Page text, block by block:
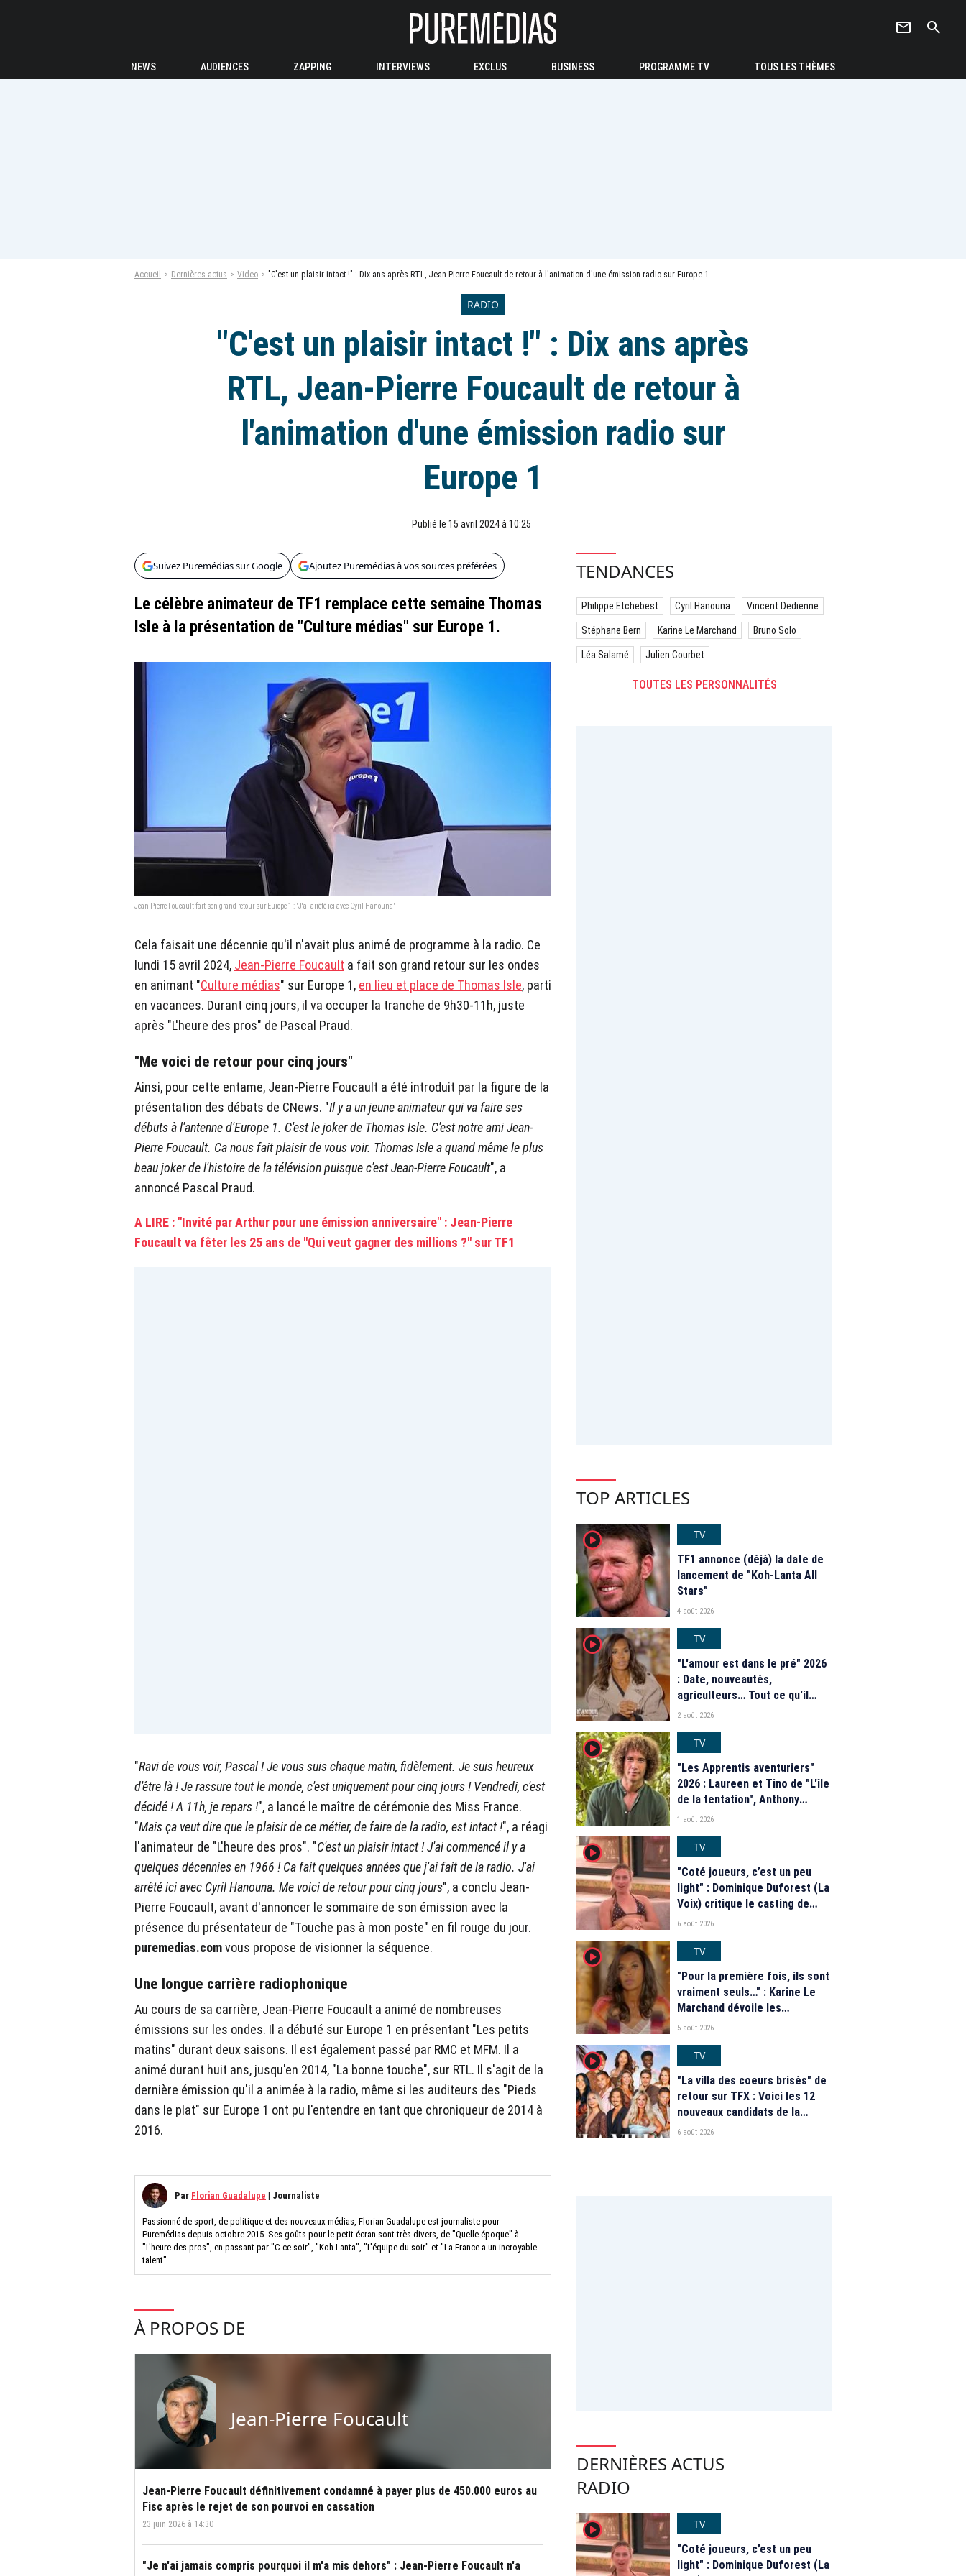
newsletter search
NEWS AUDIENCES ZAPPING INTERVIEWS EXCLUS BUSINESS PROGRAMME TV TOUS LES THÈMES
Accueil Dernières actus Video "C'est un plaisir intact !" : Dix ans après RTL, Jean-Pierre Foucault de retour à l'animation d'une émission radio sur Europe 1
RADIO
"C'est un plaisir intact !" : Dix ans après
RTL, Jean-Pierre Foucault de retour à
l'animation d'une émission radio sur
Europe 1
Publié le 15 avril 2024 à 10:25
Suivez Puremédias sur Google Ajoutez Puremédias à vos sources préférées
Le célèbre animateur de TF1 remplace cette semaine Thomas
Isle à la présentation de "Culture médias" sur Europe 1.
Jean-Pierre Foucault fait son grand retour sur Europe 1 : "J'ai arrêté ici avec Cyril Hanouna"
Cela faisait une décennie qu'il n'avait plus animé de programme à la radio. Ce
lundi 15 avril 2024, Jean-Pierre Foucault a fait son grand retour sur les ondes
en animant "Culture médias" sur Europe 1, en lieu et place de Thomas Isle, parti
en vacances. Durant cinq jours, il va occuper la tranche de 9h30-11h, juste
après "L'heure des pros" de Pascal Praud.
"Me voici de retour pour cinq jours"
Ainsi, pour cette entame, Jean-Pierre Foucault a été introduit par la figure de la
présentation des débats de CNews. "Il y a un jeune animateur qui va faire ses
débuts à l'antenne d'Europe 1. C'est le joker de Thomas Isle. C'est notre ami Jean-
Pierre Foucault. Ca nous fait plaisir de vous voir. Thomas Isle a quand même le plus
beau joker de l'histoire de la télévision puisque c'est Jean-Pierre Foucault", a
annoncé Pascal Praud.
A LIRE : "Invité par Arthur pour une émission anniversaire" : Jean-Pierre
Foucault va fêter les 25 ans de "Qui veut gagner des millions ?" sur TF1
"Ravi de vous voir, Pascal ! Je vous suis chaque matin, fidèlement. Je suis heureux
d'être là ! Je rassure tout le monde, c'est uniquement pour cinq jours ! Vendredi, c'est
décidé ! A 11h, je repars !", a lancé le maître de cérémonie des Miss France.
"Mais ça veut dire que le plaisir de ce métier, de faire de la radio, est intact !", a réagi
l'animateur de "L'heure des pros". "C'est un plaisir intact ! J'ai commencé il y a
quelques décennies en 1966 ! Ca fait quelques années que j'ai fait de la radio. J'ai
arrêté ici avec Cyril Hanouna. Me voici de retour pour cinq jours", a conclu Jean-
Pierre Foucault, avant d'annoncer le sommaire de son émission avec la
présence du présentateur de "Touche pas à mon poste" en fil rouge du jour.
puremedias.comvous propose de visionner la séquence.
Une longue carrière radiophonique
Au cours de sa carrière, Jean-Pierre Foucault a animé de nombreuses
émissions sur les ondes. Il a débuté sur Europe 1 en présentant "Les petits
matins" durant deux saisons. Il est également passé par RMC et MFM. Il a
animé durant huit ans, jusqu'en 2014, "La bonne touche", sur RTL. Il s'agit de la
dernière émission qu'il a animée à la radio, même si les auditeurs des "Pieds
dans le plat" sur Europe 1 ont pu l'entendre en tant que chroniqueur de 2014 à
2016.
Par Florian Guadalupe | Journaliste
Passionné de sport, de politique et des nouveaux médias, Florian Guadalupe est journaliste pour
Puremédias depuis octobre 2015. Ses goûts pour le petit écran sont très divers, de "Quelle époque" à
"L'heure des pros", en passant par "C ce soir", "Koh-Lanta", "L'équipe du soir" et "La France a un incroyable
talent".
À PROPOS DE
Jean-Pierre Foucault
Jean-Pierre Foucault définitivement condamné à payer plus de 450.000 euros au
Fisc après le rejet de son pourvoi en cassation
23 juin 2026 à 14:30
"Je n'ai jamais compris pourquoi il m'a mis dehors" : Jean-Pierre Foucault n'a
TENDANCES
Philippe Etchebest Cyril Hanouna Vincent Dedienne
Stéphane Bern Karine Le Marchand Bruno Solo
Léa Salamé Julien Courbet
TOUTES LES PERSONNALITÉS
TOP ARTICLES
player2
TV
TF1 annonce (déjà) la date de
lancement de "Koh-Lanta All
Stars"
4 août 2026
player2
TV
"L'amour est dans le pré" 2026
: Date, nouveautés,
agriculteurs… Tout ce qu'il
faut savoir sur la saison 21 du
2 août 2026
player2
TV
"Les Apprentis aventuriers"
2026 : Laureen et Tino de "L'île
de la tentation", Anthony
Matéo, Jade Leboeuf... Le
de la télé-réalité de W9
1 août 2026
player2
TV
"Coté joueurs, c’est un peu
light" : Dominique Duforest (La
Voix) critique le casting de
"Secret Story" 2026
6 août 2026
player2
TV
"Pour la première fois, ils sont
vraiment seuls…" : Karine Le
Marchand dévoile les
nouveautés des speed dating
2026
5 août 2026
player2
TV
"La villa des coeurs brisés" de
retour sur TFX : Voici les 12
nouveaux candidats de la
saison 2026
6 août 2026
DERNIÈRES ACTUS
RADIO
player2
TV
"Coté joueurs, c’est un peu
light" : Dominique Duforest (La